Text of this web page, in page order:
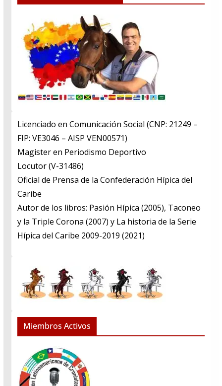
Licenciado en Comunicación Social (CNP: 21249 –
FIP: VE3046 – AISP VEN00571)
​Magister en Periodismo Deportivo
​Locutor (V-31486)
​Oficial de Prensa de la Confederación Hípica del
Caribe
​Autor de los libros: Pasión Hípica (2005), Taconeo
y la Triple Corona (2007) y La historia de la Serie
Hípica del Caribe 2009-2019 (2021)
Miembros Activos